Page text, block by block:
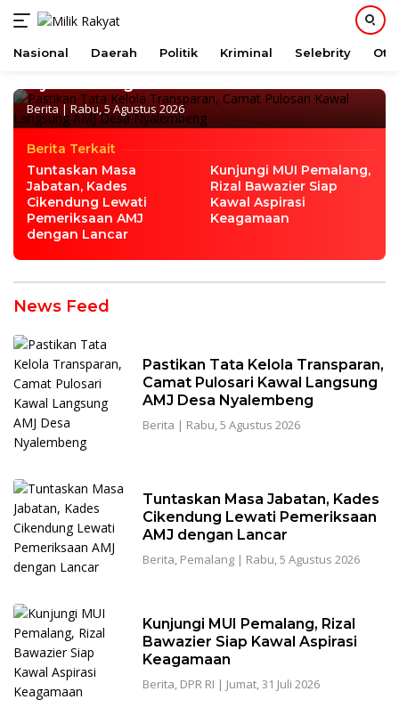
konten
Nasional Daerah Politik Kriminal Selebrity
Pulosari Kawal Langsung AMJ Desa
Berita|Rabu, 5 Agustus 2026
Berita Terkait
Tuntaskan Masa
Jabatan, Kades
Cikendung Lewati
Pemeriksaan AMJ
dengan Lancar
Kunjungi MUI Pemalang,
Rizal Bawazier Siap
Kawal Aspirasi
Keagamaan
Milik
News Feed
Pastikan Tata Kelola Transparan,
Camat Pulosari Kawal Langsung
AMJ Desa Nyalembeng
Berita | Rabu, 5 Agustus 2026
Tuntaskan Masa Jabatan, Kades
Cikendung Lewati Pemeriksaan
AMJ dengan Lancar
Berita, Pemalang| Rabu, 5 Agustus 2026
Kunjungi MUI Pemalang, Rizal
Bawazier Siap Kawal Aspirasi
Keagamaan
Berita, DPR RI | Jumat, 31 Juli 2026